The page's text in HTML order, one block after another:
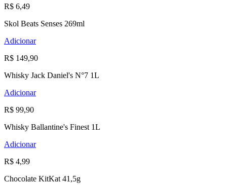
R$ 6,49
Skol Beats Senses 269ml
Adicionar
R$ 149,90
Whisky Jack Daniel's N°7 1L
Adicionar
R$ 99,90
Whisky Ballantine's Finest 1L
Adicionar
R$ 4,99
Chocolate KitKat 41,5g